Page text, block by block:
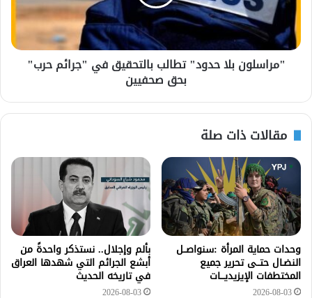
"مراسلون بلا حدود" تطالب بالتحقيق في "جرائم حرب"
بحق صحفيين
مقالات ذات صلة
وحدات حماية المرأة :سنواصــل
النضـال حتــى تحرير جميع
المختطفات الإيزيديـــات
2026-08-03
بألم وإجلال.. نستذكر واحدةً من
أبشع الجرائم التي شهدها العراق
في تاريخه الحديث
2026-08-03